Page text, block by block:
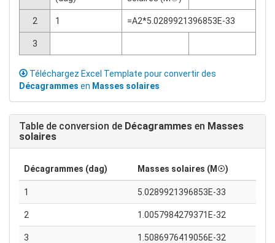
2 1 =A2*5.0289921396853E-33
3
Téléchargez Excel Template pour convertir des
Décagrammes en Masses solaires
Table de conversion de Décagrammes en Masses
solaires
Décagrammes (dag) Masses solaires (M☉)
1 5.0289921396853E-33
2 1.0057984279371E-32
3 1.5086976419056E-32